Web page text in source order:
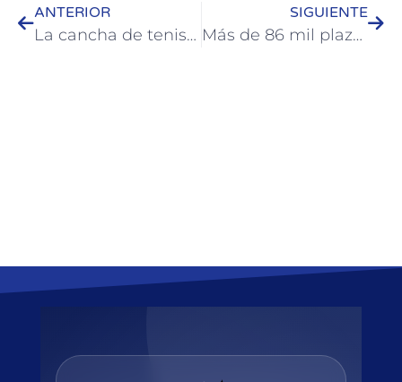
ANTERIOR
La cancha de tenis municipal de Colón lleva el nombre “Dr. Carlos Silvera”
SIGUIENTE
Más de 86 mil plazas fueron ocupadas durante las vacaciones de invierno en Colón